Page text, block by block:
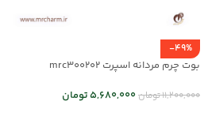
-49%
بوت چرم مردانه اسپرت mrc300202
11,200,000تومان5,680,000تومان